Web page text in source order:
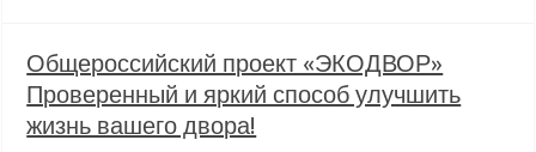
Общероссийский проект «ЭКОДВОР»
Проверенный и яркий способ улучшить
жизнь вашего двора!